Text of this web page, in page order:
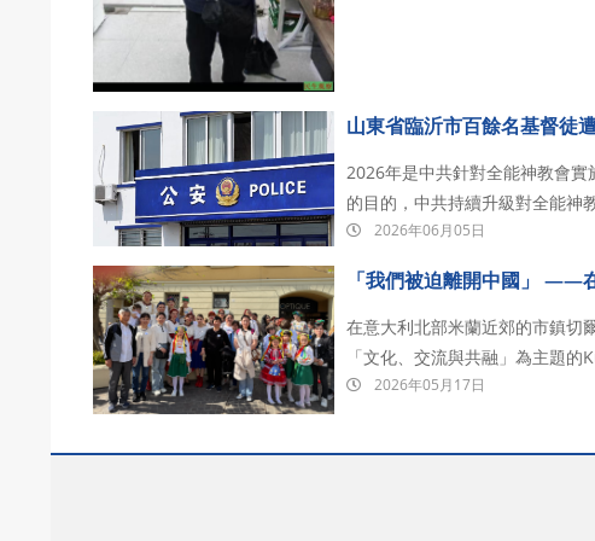
山東省臨沂市百餘名基督徒
2026年是中共針對全能神教會
的目的，中共持續升級對全能神
度。據中共内部人員透露，中共
2026年06月05日
「我們被迫離開中國」 ——
在意大利北部米蘭近郊的市鎮
「文化、交流與共融」為主題
拉開帷幕。來自烏克蘭、秘魯、
2026年05月17日